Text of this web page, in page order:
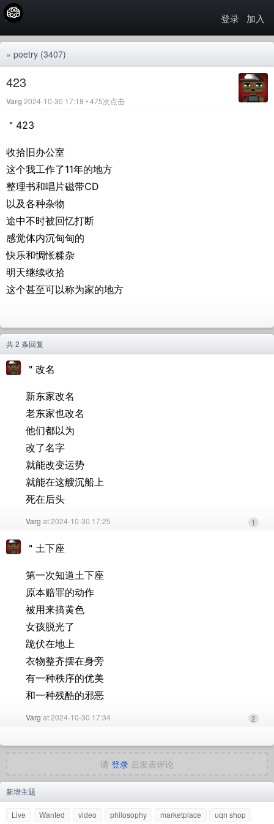
登录 加入
» poetry (3407)
423
Varg2024-10-30 17:18 • 475次点击
＂423
收拾旧办公室
这个我工作了11年的地方
整理书和唱片磁带CD
以及各种杂物
途中不时被回忆打断
感觉体内沉甸甸的
快乐和惆怅糅杂
明天继续收拾
这个甚至可以称为家的地方
共 2 条回复
＂改名
新东家改名
老东家也改名
他们都以为
改了名字
就能改变运势
就能在这艘沉船上
死在后头
Varg at 2024-10-30 17:25 1
＂土下座
第一次知道土下座
原本赔罪的动作
被用来搞黄色
女孩脱光了
跪伏在地上
衣物整齐摆在身旁
有一种秩序的优美
和一种残酷的邪恶
Varg at 2024-10-30 17:34 2
请 登录 后发表评论
新增主题
Live Wanted video philosophy marketplace uqn shop